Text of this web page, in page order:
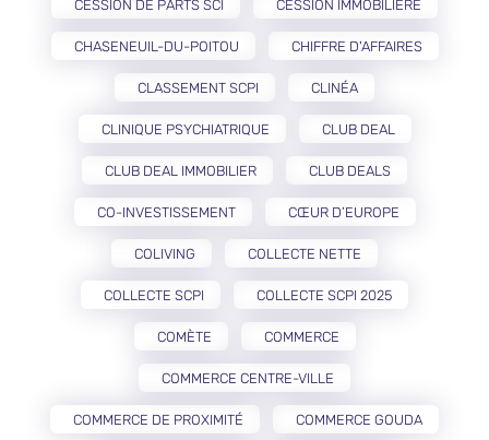
CESSION DE PARTS SCI CESSION IMMOBILIÈRE
CHASENEUIL-DU-POITOU CHIFFRE D'AFFAIRES
CLASSEMENT SCPI CLINÉA
CLINIQUE PSYCHIATRIQUE CLUB DEAL
CLUB DEAL IMMOBILIER CLUB DEALS
CO-INVESTISSEMENT CŒUR D’EUROPE
COLIVING COLLECTE NETTE
COLLECTE SCPI COLLECTE SCPI 2025
COMÈTE COMMERCE
COMMERCE CENTRE-VILLE
COMMERCE DE PROXIMITÉ COMMERCE GOUDA